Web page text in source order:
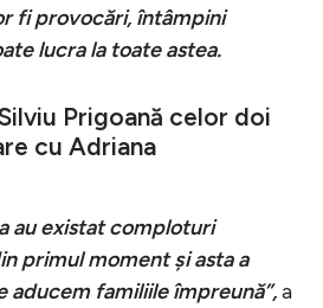
fi provocări, întâmpini
lucra la toate astea.
Prigoană celor doi
cu Adriana
au existat comploturi
primul moment și asta a
aducem familiile împreună”,a